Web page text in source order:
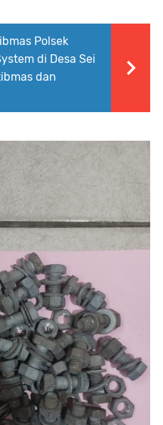
Polsek
di Desa Sei
dan